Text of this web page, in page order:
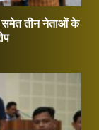
समेत तीन नेताओं के